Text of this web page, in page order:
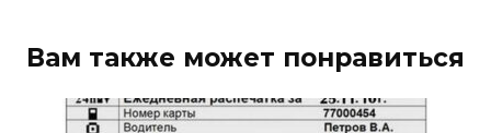
Вам также может понравиться